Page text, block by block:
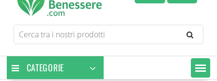
Search
for
CATEGORIE